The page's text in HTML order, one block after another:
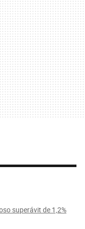
superávit de 1,2%